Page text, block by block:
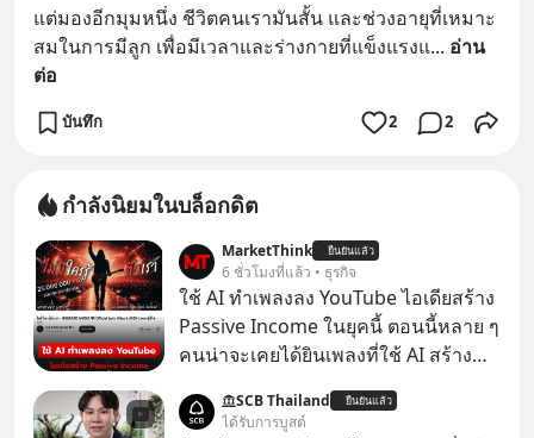
แต่มองอีกมุมหนึ่ง ชีวิตคนเรามันสั้น และช่วงอายุที่เหมาะ
สมในการมีลูก เพื่อมีเวลาและร่างกายที่แข็งแรงแ... อ่าน
ต่อ
บันทึก 2 2
กำลังนิยมในบล็อกดิต
MarketThink ยืนยันแล้ว
6 ชั่วโมงที่แล้ว • ธุรกิจ
ใช้ AI ทำเพลงลง YouTube ไอเดียสร้าง
Passive Income ในยุคนี้ ตอนนี้หลาย ๆ
คนน่าจะเคยได้ยินเพลงที่ใช้ AI สร้าง
รู้ตัวเรา” จากช่องชื่อว่า UNHEARD
SCB Thailand ยืนยันแล้ว
ได้รับการบูสต์